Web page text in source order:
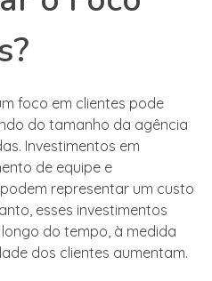
foco em clientes pode
do tamanho da agência
Investimentos em
de equipe e
representar um custo
esses investimentos
do tempo, à medida
dos clientes aumentam.